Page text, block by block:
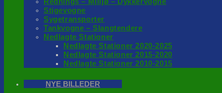
Stigevogne
Sygetransporter
Tankvogne – Slangtendere
Nedlagte Stationer
Nedlagte Stationer 2020-2025
Nedlagte Stationer 2015-2020
Nedlagte Stationer 2010-2015
NYE BILLEDER